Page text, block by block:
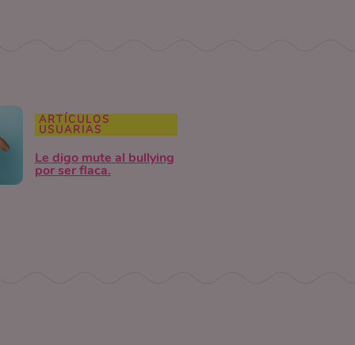
ARTÍCULOS
USUARIAS
Le digo mute al bullying
por ser flaca.